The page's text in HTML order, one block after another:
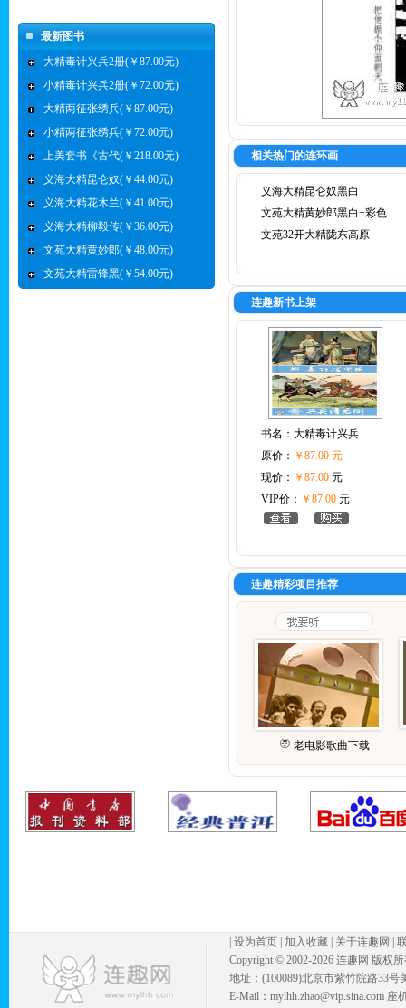
最新图书
大精毒计兴兵2册(￥87.00元)
小精毒计兴兵2册(￥72.00元)
大精两征张绣兵(￥87.00元)
小精两征张绣兵(￥72.00元)
上美套书《古代(￥218.00元)
义海大精昆仑奴(￥44.00元)
义海大精花木兰(￥41.00元)
义海大精柳毅传(￥36.00元)
文苑大精黄妙郎(￥48.00元)
文苑大精雷锋黑(￥54.00元)
相关热门的连环画
义海大精昆仑奴黑白
文苑大精黄妙郎黑白+彩色
文苑32开大精陇东高原
连趣新书上架
书名： 大精毒计兴兵
原价： ￥87.00 元
现价： ￥87.00元
VIP价： ￥87.00元
连趣精彩项目推荐
老电影歌曲下载
设为首页 加入收藏 关于连趣网
Copyright © 2002-2026 连趣网 版权
地址：(100089)北京市紫竹院路33号
E-Mail：mylhh.zhao@vip.sina.com